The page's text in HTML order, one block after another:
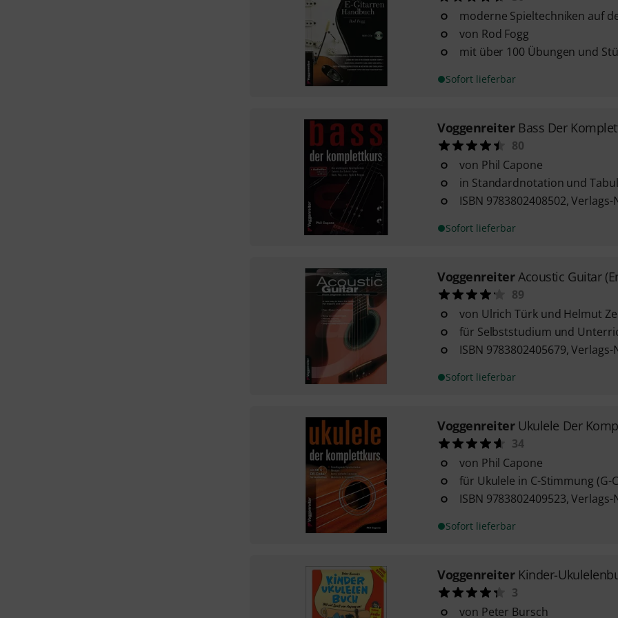
moderne Spieltechniken auf
von Rod Fogg
mit über 100 Übungen und
Sofort lieferbar
Voggenreiter Bass Der
80
von Phil Capone
in Standardnotation und
ISBN 9783802408502, Verlags-
Sofort lieferbar
VoggenreiterAcoustic Guitar
89
von Ulrich Türk und Helmut
für Selbststudium und
ISBN 9783802405679, Verlags-
Sofort lieferbar
Voggenreiter Ukulele Der
34
von Phil Capone
für Ukulele in C-Stimmung (G-
ISBN 9783802409523, Verlags-
Sofort lieferbar
Voggenreiter Kinder-
3
von Peter Bursch